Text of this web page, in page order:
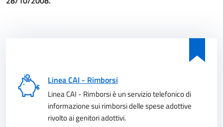
Linea CAI - Rimborsi
Linea CAI - Rimborsi è un servizio telefonico di
informazione sui rimborsi delle spese adottive
rivolto ai genitori adottivi.